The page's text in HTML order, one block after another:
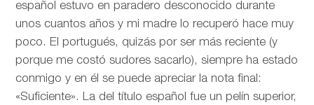
español estuvo en paradero desconocido durante
unos cuantos años y mi madre lo recuperó hace muy
poco. El portugués, quizás por ser más reciente (y
porque me costó sudores sacarlo), siempre ha estado
conmigo y en él se puede apreciar la nota final:
«Suficiente». La del título español fue un pelín superior,